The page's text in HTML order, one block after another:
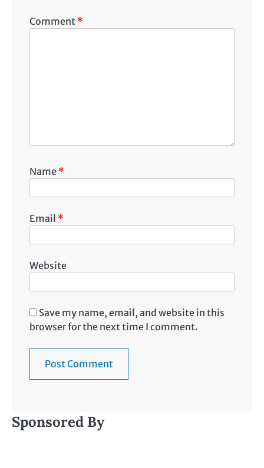
Comment *
Name *
Email *
Website
Save my name, email, and website in this
browser for the next time I comment.
Sponsored By